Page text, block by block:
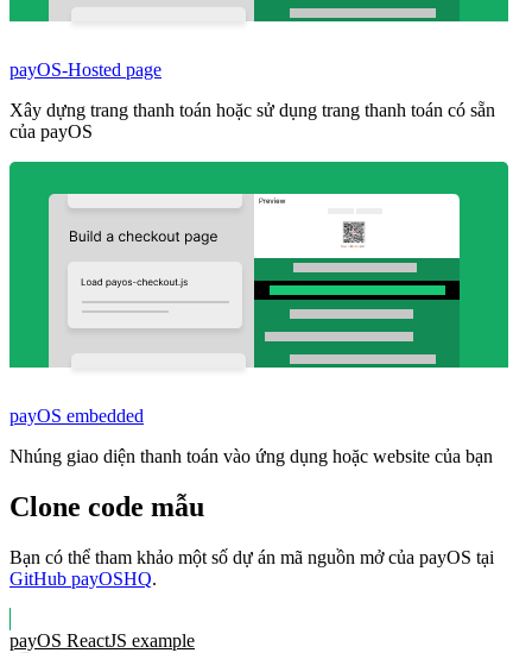
payOS-Hosted page
Xây dựng trang thanh toán hoặc sử dụng trang thanh toán có sẵn
của payOS
payOS embedded
Nhúng giao diện thanh toán vào ứng dụng hoặc website của bạn
Clone code mẫu
Bạn có thể tham khảo một số dự án mã nguồn mở của payOS tại
GitHub payOSHQ.
payOS ReactJS example